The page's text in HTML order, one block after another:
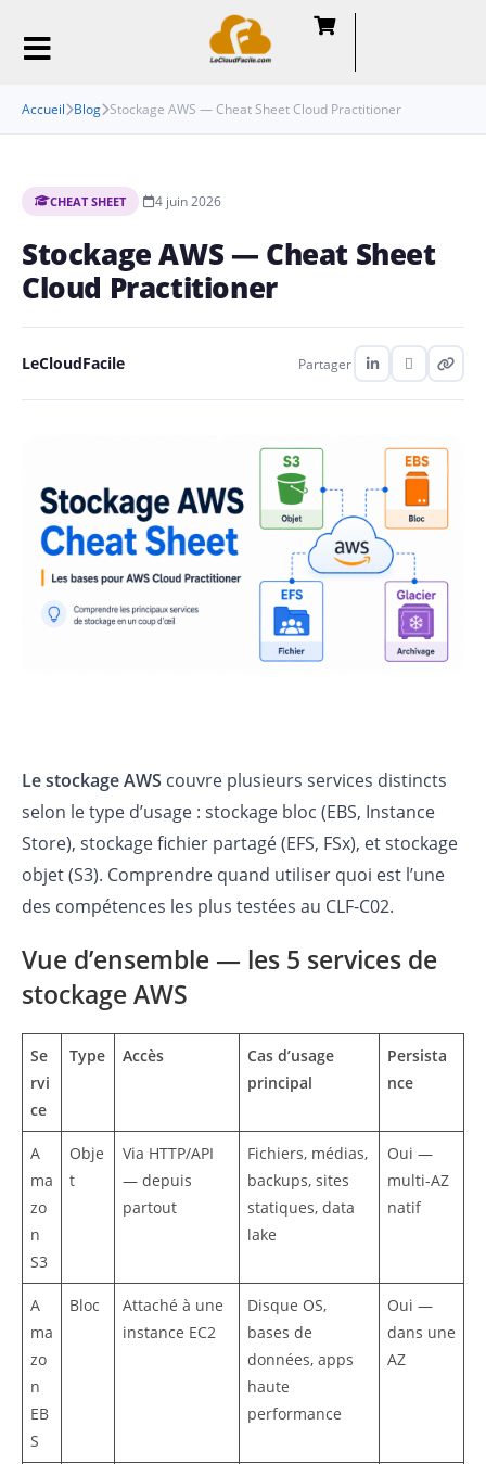
Accueil Blog Stockage AWS — Cheat Sheet Cloud Practitioner
CHEAT SHEET 4 juin 2026
Stockage AWS — Cheat Sheet
Cloud Practitioner
LeCloudFacile Partager
Le stockage AWS couvre plusieurs services distincts
selon le type d’usage : stockage bloc (EBS, Instance
Store), stockage fichier partagé (EFS, FSx), et stockage
objet (S3). Comprendre quand utiliser quoi est l’une
des compétences les plus testées au CLF-C02.
Vue d’ensemble — les 5 services de
stockage AWS
Se
rvi
ce
Type Accès
Cas d’usage
principal
Persista
nce
A
ma
zo
n
S3
Obje
t
Via HTTP/API
— depuis
partout
Fichiers, médias,
backups, sites
statiques, data
lake
Oui —
multi-AZ
natif
A
ma
zo
n
EB
S
Bloc
Attaché à une
instance EC2
Disque OS,
bases de
données, apps
haute
performance
Oui —
dans une
AZ